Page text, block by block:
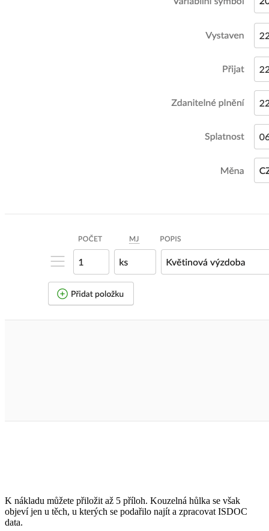
K nákladu můžete přiložit až 5 příloh. Kouzelná hůlka se však
objeví jen u těch, u kterých se podařilo najít a zpracovat ISDOC
data.